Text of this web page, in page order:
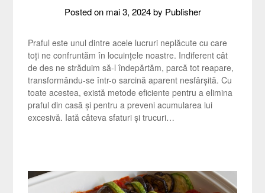
Posted on mai 3, 2024by Publisher
Praful este unul dintre acele lucruri neplăcute cu care
toți ne confruntăm în locuințele noastre. Indiferent cât
de des ne străduim să-l îndepărtăm, parcă tot reapare,
transformându-se într-o sarcină aparent nesfârșită. Cu
toate acestea, există metode eficiente pentru a elimina
praful din casă și pentru a preveni acumularea lui
excesivă. Iată câteva sfaturi și trucuri…